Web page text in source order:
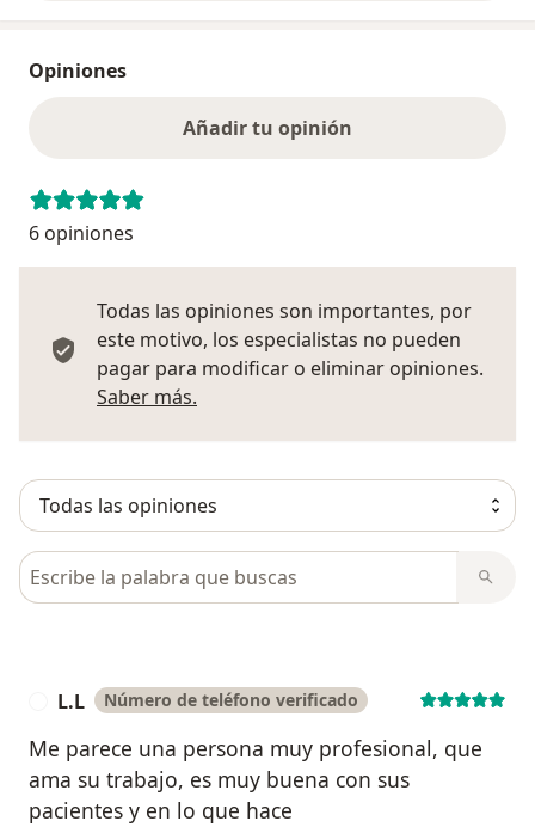
Opiniones
Añadir tu opinión
6 opiniones
Todas las opiniones son importantes, por
este motivo, los especialistas no pueden
pagar para modificar o eliminar opiniones.
Saber más.
Busca en opiniones
L.L Número de teléfono verificado
Me parece una persona muy profesional, que
ama su trabajo, es muy buena con sus
pacientes y en lo que hace